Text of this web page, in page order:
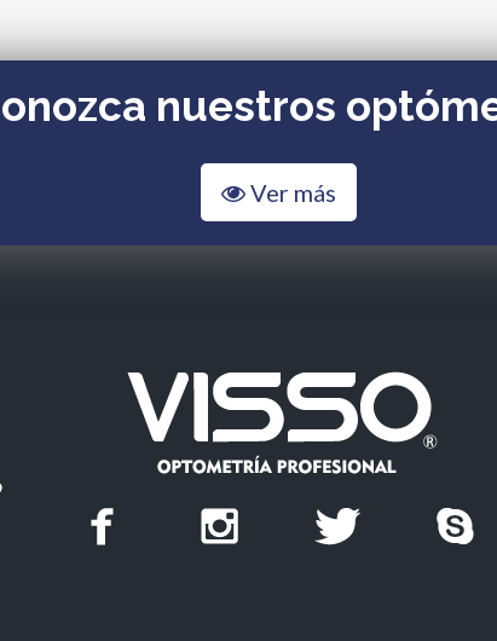
nuestros
Ver más